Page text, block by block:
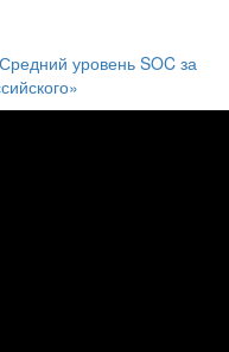
уровень SOC за